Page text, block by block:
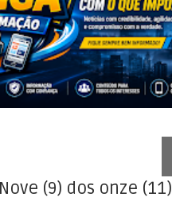
(9) dos onze (11)